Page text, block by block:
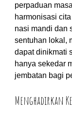
perpaduan
harmonisasi
nasi mandi dan
sentuhan lokal,
dapat dinikmati
hanya sekedar
jembatan bagi
Menghadirkan